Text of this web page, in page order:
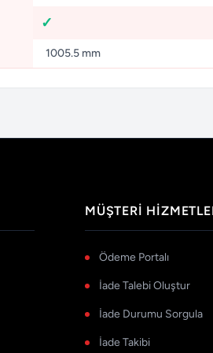
1005.5 mm
MÜŞTERI
Ödeme Portalı
İade Talebi Oluştur
İade Durumu Sorgula
İade Takibi